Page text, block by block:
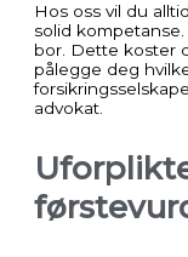
Hos oss vil du
solid
bor. Dette koster
pålegge deg
advokat.